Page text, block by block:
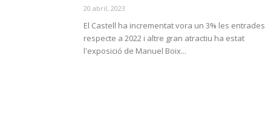
20 abril, 2023
El Castell ha incrementat vora un 3% les entrades
respecte a 2022 i altre gran atractiu ha estat
l'exposició de Manuel Boix...